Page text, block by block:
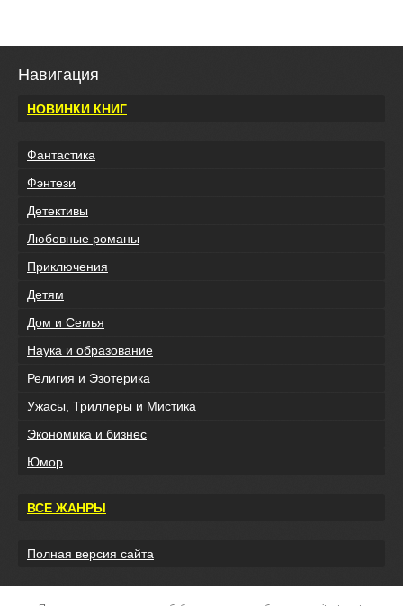
Навигация
НОВИНКИ КНИГ
Фантастика
Фэнтези
Детективы
Любовные романы
Приключения
Детям
Дом и Семья
Наука и образование
Религия и Эзотерика
Ужасы, Триллеры и Мистика
Экономика и бизнес
Юмор
ВСЕ ЖАНРЫ
Полная версия сайта